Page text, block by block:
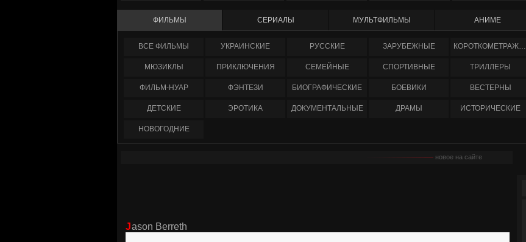
ФИЛЬМЫ СЕРИАЛЫ МУЛЬТФИЛЬМЫ АНИМЕ
ФИЛЬМЫ УКРАИНCКИЕ РУССКИЕ ЗАРУБЕЖНЫЕ КОРОТКОМЕТРАЖНЫЕ
МЮЗИКЛЫ ПРИКЛЮЧЕНИЯ СЕМЕЙНЫЕ СПОРТИВНЫЕ ТРИЛЛЕРЫ
ФИЛЬМ-НУАР ФЭНТЕЗИ БИОГРАФИЧЕСКИЕ БОЕВИКИ ВЕСТЕРНЫ
ДЕТСКИЕ ЭРОТИКА ДОКУМЕНТАЛЬНЫЕ ДРАМЫ ИСТОРИЧЕСКИЕ
НОВОГОДНИЕ
новое на сайте
Jason Berreth